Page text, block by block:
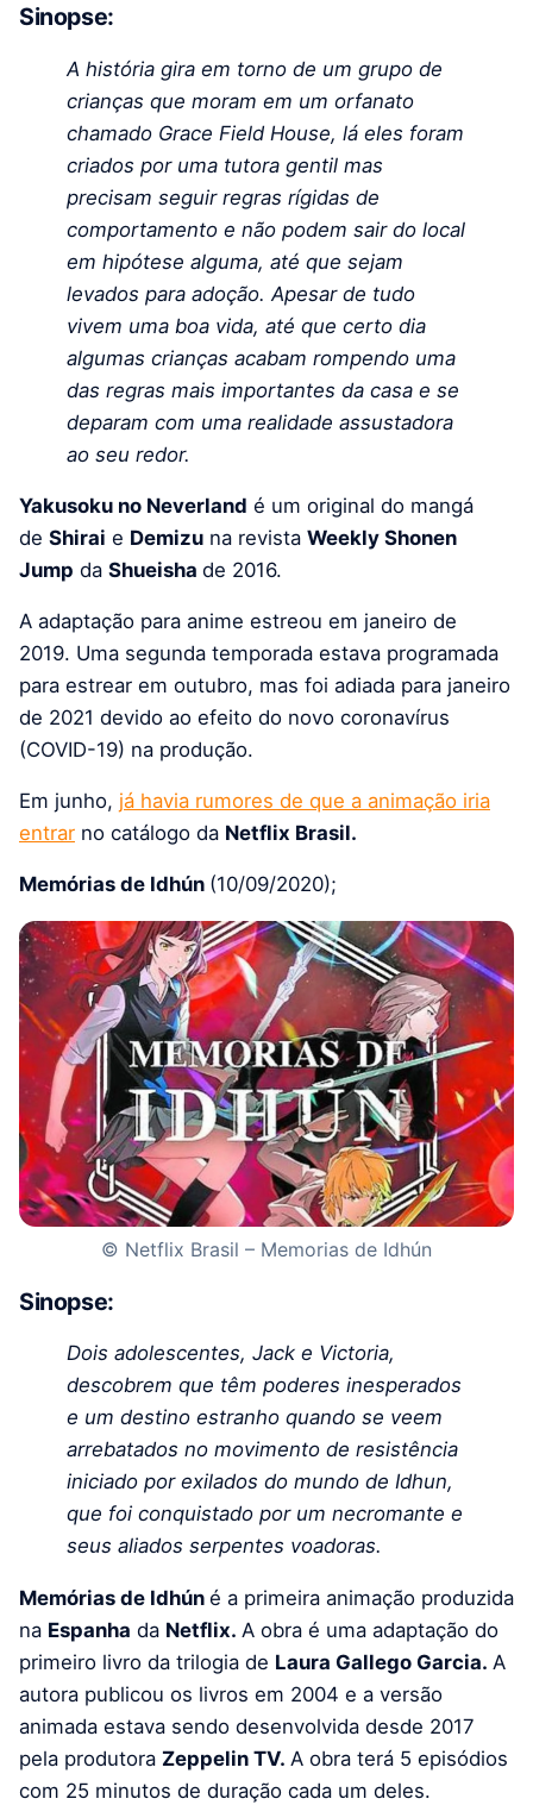
Sinopse:
A história gira em torno de um grupo de
crianças que moram em um orfanato
chamado Grace Field House, lá eles foram
criados por uma tutora gentil mas
precisam seguir regras rígidas de
comportamento e não podem sair do local
em hipótese alguma, até que sejam
levados para adoção. Apesar de tudo
vivem uma boa vida, até que certo dia
algumas crianças acabam rompendo uma
das regras mais importantes da casa e se
deparam com uma realidade assustadora
ao seu redor.
Yakusoku no Neverland é um original do mangá
de Shirai e Demizu na revista Weekly Shonen
Jump da Shueisha de 2016.
A adaptação para anime estreou em janeiro de
2019. Uma segunda temporada estava programada
para estrear em outubro, mas foi adiada para janeiro
de 2021 devido ao efeito do novo coronavírus
(COVID-19) na produção.
Em junho, já havia rumores de que a animação iria
entrar no catálogo da Netflix Brasil.
Memórias de Idhún (10/09/2020);
© Netflix Brasil – Memorias de Idhún
Sinopse:
Dois adolescentes, Jack e Victoria,
descobrem que têm poderes inesperados
e um destino estranho quando se veem
arrebatados no movimento de resistência
iniciado por exilados do mundo de Idhun,
que foi conquistado por um necromante e
seus aliados serpentes voadoras.
Memórias de Idhún é a primeira animação produzida
na Espanha da Netflix. A obra é uma adaptação do
primeiro livro da trilogia de Laura Gallego Garcia. A
autora publicou os livros em 2004 e a versão
animada estava sendo desenvolvida desde 2017
pela produtora Zeppelin TV. A obra terá 5 episódios
com 25 minutos de duração cada um deles.